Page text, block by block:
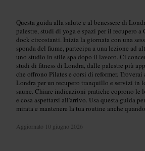
Questa guida alla salute e al benessere di
palestre, studi di yoga e spazi per il recupero a
dock circostanti. Inizia la giornata con una
sponda del fiume, partecipa a una lezione ad
uno studio in stile spa dopo il lavoro. Ci
studi di fitness di Londra, dalle palestre più
che offrono Pilates e corsi di reformer. Troverai
Londra per un recupero tranquillo e servizi in
saune. Chiare indicazioni pratiche coprono
e cosa aspettarsi all'arrivo. Usa questa guida
mirata e mantenere la tua routine anche
Aggiornato 10 giugno 2026